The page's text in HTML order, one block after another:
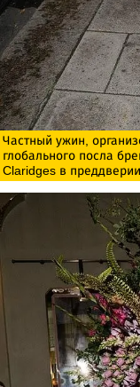
Частный ужин,
глобального посла
Claridges в